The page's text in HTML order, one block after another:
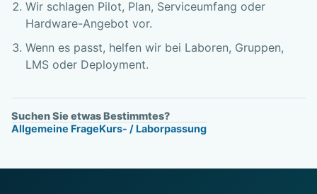
Wir schlagen Pilot, Plan, Serviceumfang oder
Hardware-Angebot vor.
Wenn es passt, helfen wir bei Laboren, Gruppen,
LMS oder Deployment.
Suchen Sie etwas Bestimmtes?
Allgemeine FrageKurs- / Laborpassung